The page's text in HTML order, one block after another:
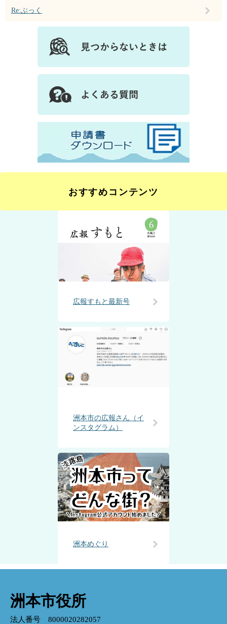
Re:ぶっく
おすすめコンテンツ
広報すもと最新号
洲本市の広報さん（イ
ンスタグラム）
洲本めぐり
洲本市役所
法人番号 8000020282057